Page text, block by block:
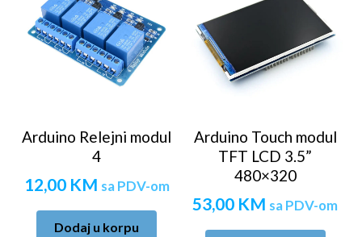
Arduino Relejni modul
4
12,00 KM sa PDV-om
Dodaj u korpu
Arduino Touch modul
TFT LCD 3.5”
480×320
53,00 KM sa PDV-om